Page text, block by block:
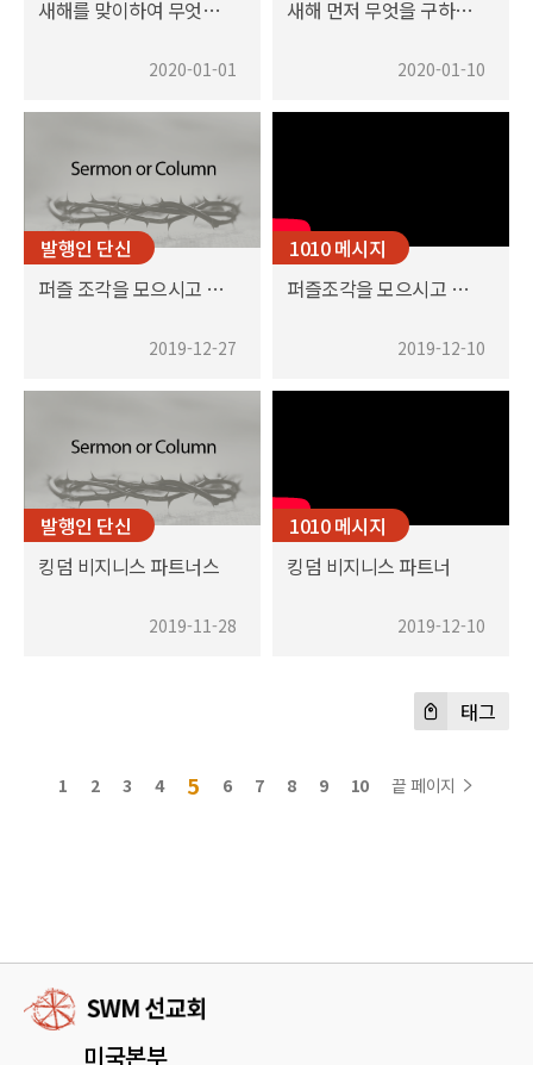
새해를 맞이하여 무엇을 계획하고 계십니까?
2020-01-01
새해 먼저 무엇을 구하시겠습니까?
2020-01-10
발행인 단신
퍼즐 조각을 모으시고 연결하시는 하나님
2019-12-27
1010 메시지
퍼즐조각을 모으시고 연결하시는 하나님
2019-12-10
발행인 단신
킹덤 비지니스 파트너스
2019-11-28
1010 메시지
킹덤 비지니스 파트너
2019-12-10
태그
1 2 3 4 5 6 7 8 9 10 끝 페이지
미국본부